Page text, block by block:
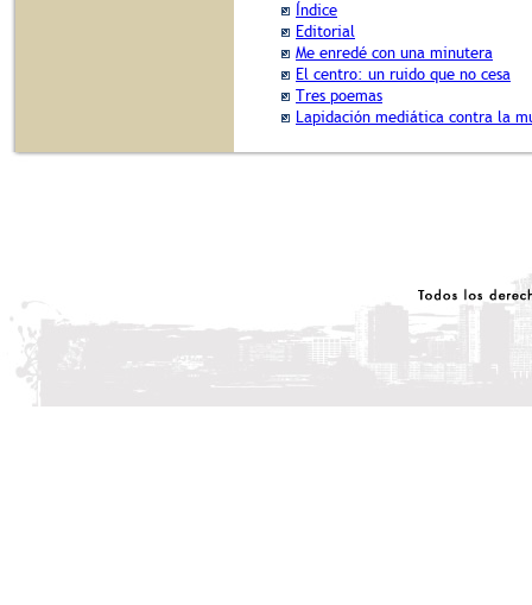
Índice
Editorial
Me enredé con una minutera
El centro: un ruido que no cesa
Tres poemas
Lapidación mediática contra la